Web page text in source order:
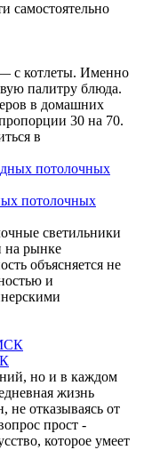
самостоятельно
с котлеты. Именно
палитру блюда.
в домашних
30 на 70.
в
потолочных
светильники
на рынке
объясняется не
и
но и в каждом
жизнь
не отказываясь от
прост -
которое умеет